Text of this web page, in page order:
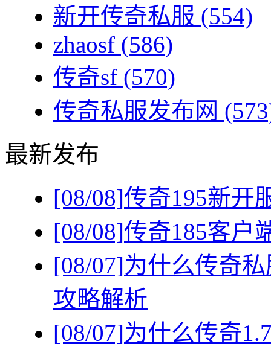
新开传奇私服 (554)
zhaosf (586)
传奇sf (570)
传奇私服发布网
最新发布
[08/08]传奇195新开
[08/08]传奇185客户
[08/07]为什么传奇
攻略解析
[08/07]为什么传奇